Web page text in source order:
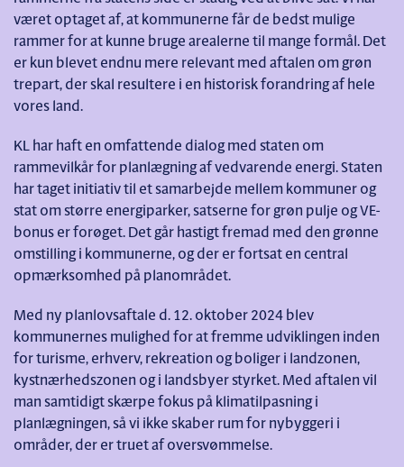
været optaget af, at kommunerne får de bedst mulige
rammer for at kunne bruge arealerne til mange formål. Det
er kun blevet endnu mere relevant med aftalen om grøn
trepart, der skal resultere i en historisk forandring af hele
vores land.
KL har haft en omfattende dialog med staten om
rammevilkår for planlægning af vedvarende energi. Staten
har taget initiativ til et samarbejde mellem kommuner og
stat om større energiparker, satserne for grøn pulje og VE-
bonus er forøget. Det går hastigt fremad med den grønne
omstilling i kommunerne, og der er fortsat en central
opmærksomhed på planområdet.
Med ny planlovsaftale d. 12. oktober 2024 blev
kommunernes mulighed for at fremme udviklingen inden
for turisme, erhverv, rekreation og boliger i landzonen,
kystnærhedszonen og i landsbyer styrket. Med aftalen vil
man samtidigt skærpe fokus på klimatilpasning i
planlægningen, så vi ikke skaber rum for nybyggeri i
områder, der er truet af oversvømmelse.